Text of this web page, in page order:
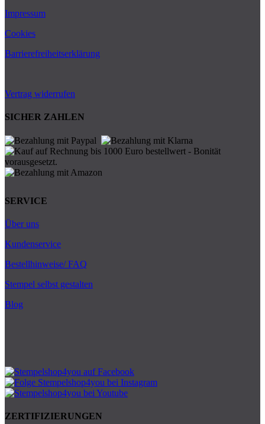
Impressum
Cookies
Barrierefreiheitserklärung
Vertrag widerrufen
SICHER ZAHLEN
SERVICE
Über uns
Kundenservice
Bestellhinweise/ FAQ
Stempel selbst gestalten
Blog
ZERTIFIZIERUNGEN